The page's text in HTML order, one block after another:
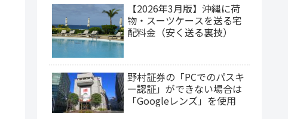
【2026年3月版】沖縄に荷
物・スーツケースを送る宅
配料金（安く送る裏技）
野村証券の「PCでのパスキ
ー認証」ができない場合は
「Googleレンズ」を使用